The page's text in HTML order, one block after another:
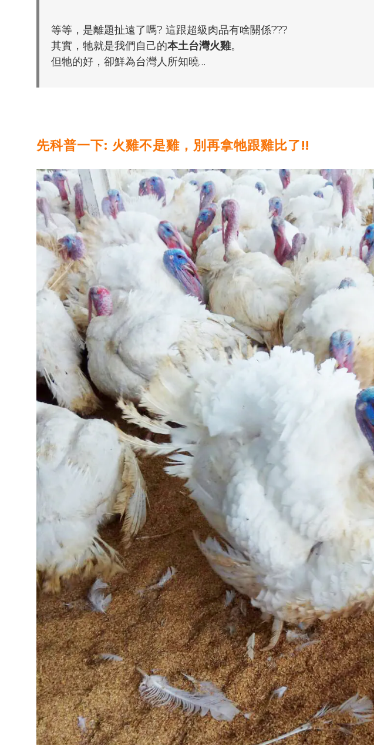
等等，是離題扯遠了嗎? 這跟超級肉品有啥關係???
其實，牠就是我們自己的本土台灣火雞。
但牠的好，卻鮮為台灣人所知曉…
先科普一下: 火雞不是雞，別再拿牠跟雞比了!!